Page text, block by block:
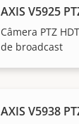
AXIS V5925
Câmera PTZ
de broadcast
AXIS V5938